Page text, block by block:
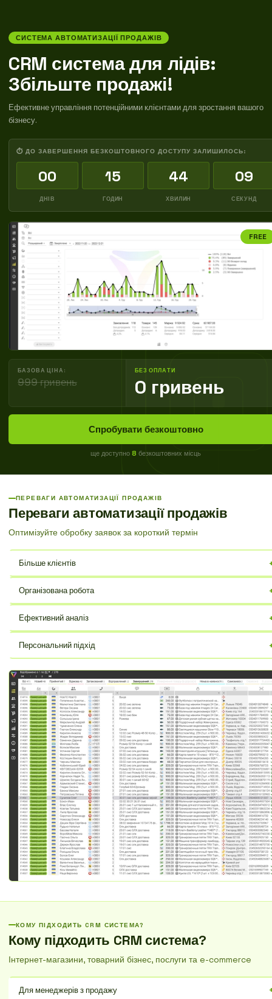
СИСТЕМА АВТОМАТИЗАЦІЇ ПРОДАЖІВ
CRM система для лідів:
Збільште продажі!
Ефективне управління потенційними клієнтами для зростання вашого
бізнесу.
⏱ ДО ЗАВЕРШЕННЯ БЕЗКОШТОВНОГО ДОСТУПУ ЗАЛИШИЛОСЬ:
00
ДНІВ
15
ГОДИН
44
ХВИЛИН
08
СЕКУНД
FREE
БАЗОВА ЦІНА:
999 гривень
БЕЗ ОПЛАТИ
0 гривень
Спробувати безкоштовно
ще доступно 8 безкоштовних місць
ПЕРЕВАГИ АВТОМАТИЗАЦІЇ ПРОДАЖІВ
Переваги автоматизації продажів
Оптимізуйте обробку заявок за короткий термін
Більше клієнтів
Організована робота
Ефективний аналіз
Персональний підхід
КОМУ ПІДХОДИТЬ CRM СИСТЕМА?
Кому підходить CRM система?
Інтернет-магазини, товарний бізнес, послуги та e-commerce
Для менеджерів з продажу